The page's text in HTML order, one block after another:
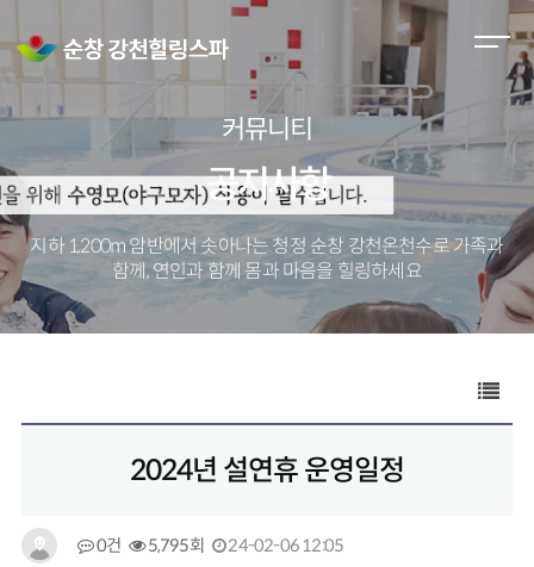
M
p
e
n
커뮤니티
공지사항
지하 1,200m 암반에서 솟아나는 청정 순창 강천온천수로가족과
함께, 연인과 함께 몸과 마음을 힐링하세요
2024년 설연휴 운영일정
0건 5,795회 24-02-06 12:05